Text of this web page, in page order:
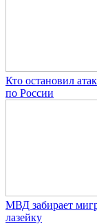
Кто остановил
по России
МВД забирает
лазейку